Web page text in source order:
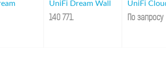
UniFi Dream Wall
140 771.
UniFi
По запросу